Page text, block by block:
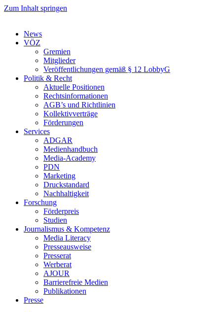
Zum Inhalt springen
News
VÖZ
Gremien
Mitglieder
Veröffentlichungen gemäß § 12 LobbyG
Politik & Recht
Aktuelle Positionen
Rechtsinformationen
AGB’s und Richtlinien
Kollektivverträge
Förderungen
Services
ADGAR
Medienhandbuch
Media-Academy
PDN
Marketing
Druckstandard
Nachhaltigkeit
Forschung
Förderpreis
Studien
Journalismus & Kompetenz
Media Literacy
Presseausweise
Presserat
Werberat
AJOUR
Barrierefreie Medien
Publikationen
Presse